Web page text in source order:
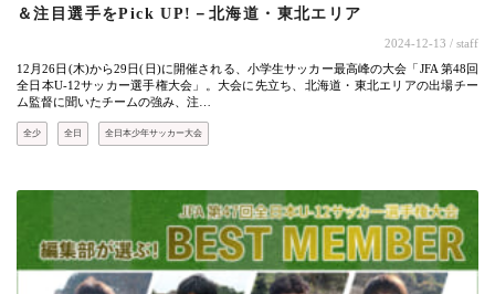
＆注目選手をPick UP!－北海道・東北エリア
2024-12-13 / staff
12月26日(木)から29日(日)に開催される、小学生サッカー最高峰の大会「JFA 第48回
全日本U-12サッカー選手権大会」。大会に先立ち、北海道・東北エリアの出場チー
ム監督に聞いたチームの強み、注…
全少 全日 全日本少年サッカー大会